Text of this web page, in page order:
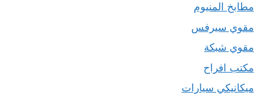
مطابخ المنيوم
مقوي سيرفس
مقوي شبكة
مكتب افراح
ميكانيكي سيارات